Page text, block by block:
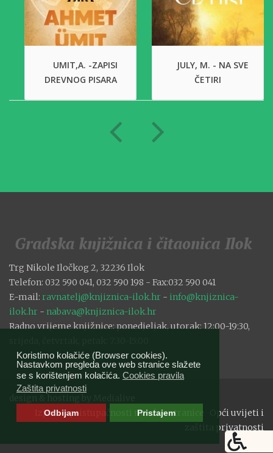
Koristimo kolačiće (Browser cookies).
Nastavkom pregleda ove web stranice slažete
se s korištenjem kolačića. Cookies pravila
Zaštita privatnosti
Odbijam Pristajem
UMIT,A. -ZAPISI
DREVNOG PISARA
JULY, M. - NA SVE
ČETIRI
Trg Nikole Iločkog 2, 32236 Ilok
Telefon: 032 590 041, 032 590 198 - Fax:032 590 041
E-mail: ravnatelj@knjiznica-ilok.hr - info@knjiznica-
ilok.hr - nabava@knjiznica-ilok.hr
Radno vrijeme knjižnice: ponedjeljak, utorak: 12:00-19:30,
Izjava o pristupačnosti mrežne stranice
Opći uvijeti i
zaštita privatnosti